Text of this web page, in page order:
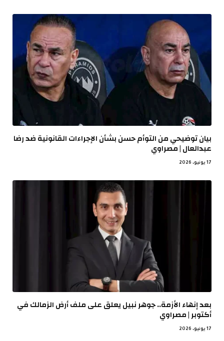
بيان توضيحي من التوأم حسن بشأن الإجراءات القانونية ضد رضا
عبدالعال | مصراوي
17 يونيو، 2026
بعد إنهاء الأزمة.. جوهر نبيل يعلق على ملف أرض الزمالك في
أكتوبر | مصراوي
17 يونيو، 2026